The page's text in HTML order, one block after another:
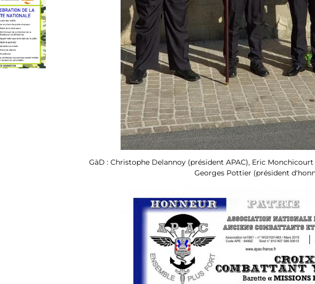
GàD : Christophe Delannoy (président APAC), Eric
Georges Pottier (président